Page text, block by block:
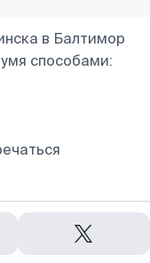
в Балтимор
способами: